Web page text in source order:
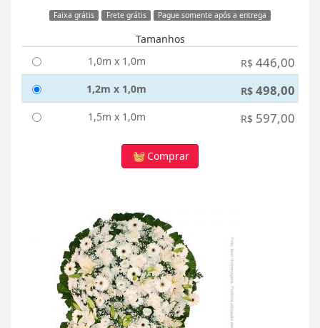
Faixa grátis Frete grátis Pague somente após a entrega
Tamanhos
1,0m x 1,0m
R$ 446,00
1,2m x 1,0m R$ 498,00
1,5m x 1,0m R$ 597,00
Comprar